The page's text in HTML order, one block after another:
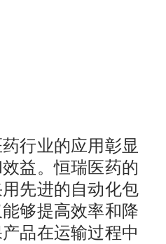
行业的应用彰显
益。恒瑞医药的
先进的自动化包
够提高效率和降
品在运输过程中